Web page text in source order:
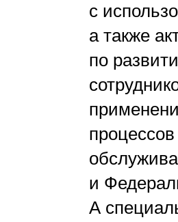
с
а также
по
процессов
и
А